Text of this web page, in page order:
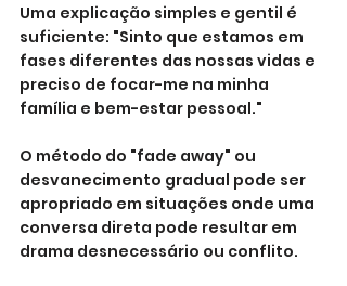
Uma explicação simples e gentil é
suficiente: "Sinto que estamos em
fases diferentes das nossas vidas e
preciso de focar-me na minha
família e bem-estar pessoal."
O método do "fade away" ou
desvanecimento gradual pode ser
apropriado em situações onde uma
conversa direta pode resultar em
drama desnecessário ou conflito.